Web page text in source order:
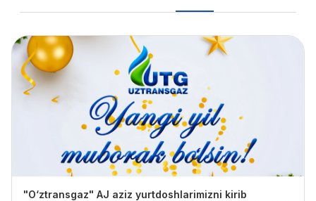
"O‘ztransgaz" AJ aziz yurtdoshlarimizni kirib